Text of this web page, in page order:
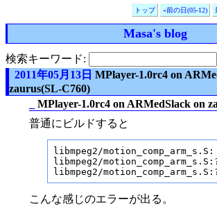
トップ «前の日(05-12)
Masa's blog
検索キーワード:
2011年05月13日 MPlayer-1.0rc4 on
zaurus(SL-C760)
MPlayer-1.0rc4 on ARMedSlack on
普通にビルドすると
libmpeg2/
libmpeg2/
libmpeg2/
こんな感じのエラーが出る。